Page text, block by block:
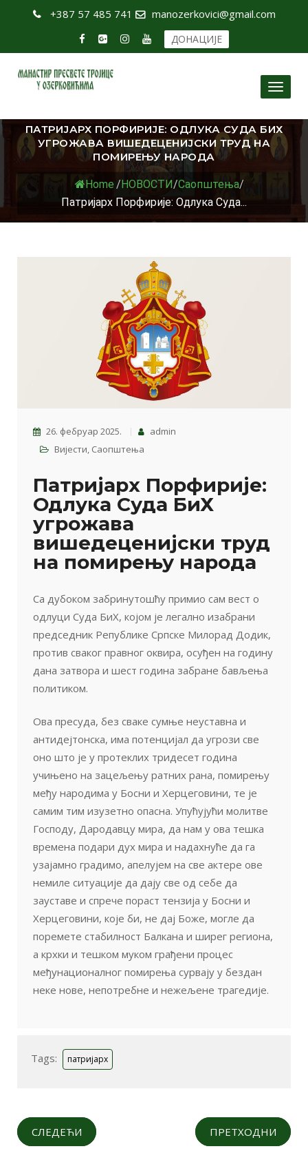
+387 57 485 741 manozerkovici@gmail.com
ДОНАЦИЈЕ
Toggle
ПАТРИЈАРХ ПОРФИРИЈЕ: ОДЛУКА СУДА БИХ
УГРОЖАВА ВИШЕДЕЦЕНИЈСКИ ТРУД НА
ПОМИРЕЊУ НАРОДА
Home /НОВОСТИ/Саопштења/
Патријарх Порфирије: Одлука Суда...
26. фебруар 2025.
admin
Вијести Саопштења
Патријарх Порфирије:
Одлука Суда БиХ
угрожава
вишедеценијски труд
на помирењу народа
Са дубоком забринутошћу примио сам вест о
одлуци Суда БиХ, којом је легално изабрани
председник Републике Српске Милорад Додик,
против сваког правног оквира, осуђен на годину
дана затвора и шест година забране бављења
политиком.
Ова пресуда, без сваке сумње неуставна и
антидејтонска, има потенцијал да угрози све
оно што је у протеклих тридесет година
учињено на зацељењу ратних рана, помирењу
међу народима у Босни и Херцеговини, те је
самим тим изузетно опасна. Упућујући молитве
Господу, Дародавцу мира, да нам у ова тешка
времена подари дух мира и надахнуће да га
узајамно градимо, апелујем на све актере ове
немиле ситуације да дају све од себе да
зауставе и спрече пораст тензија у Босни и
Херцеговини, које би, не дај Боже, могле да
поремете стабилност Балкана и ширег региона,
а крхки и тешком муком грађени процес
међунационалног помирења сурвају у бездан
неке нове, непотребне и нежељене трагедије.
Tags: патријарх
СЛЕДЕЋИ ПРЕТХОДНИ